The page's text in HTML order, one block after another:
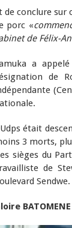
de conclure
porc «
de Félix-
a
de
était
3 morts,
sièges du
de
Sendwe.
BATOMENE